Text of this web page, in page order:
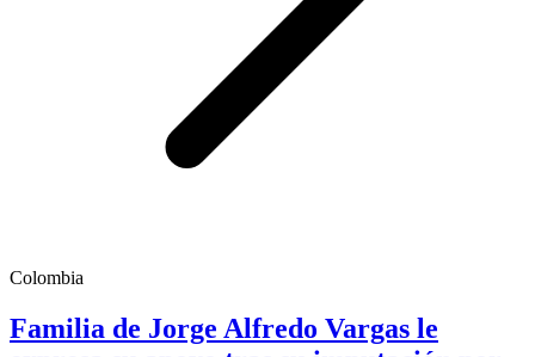
Colombia
Familia de Jorge Alfredo Vargas le